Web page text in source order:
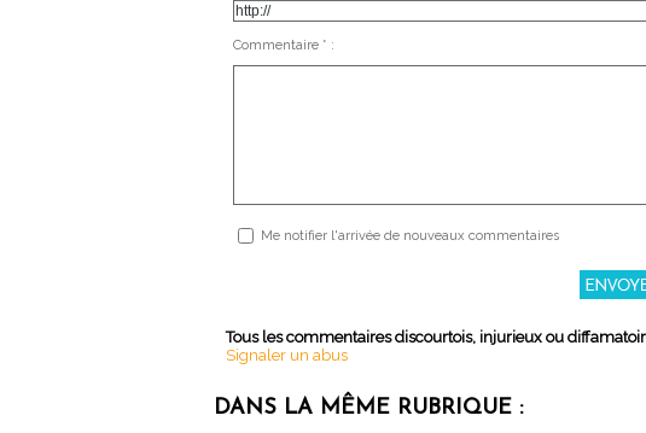
Commentaire * :
Me notifier l'arrivée de nouveaux commentaires
Tous les commentaires discourtois, injurieux ou
Signaler un abus
DANS LA MÊME RUBRIQUE :